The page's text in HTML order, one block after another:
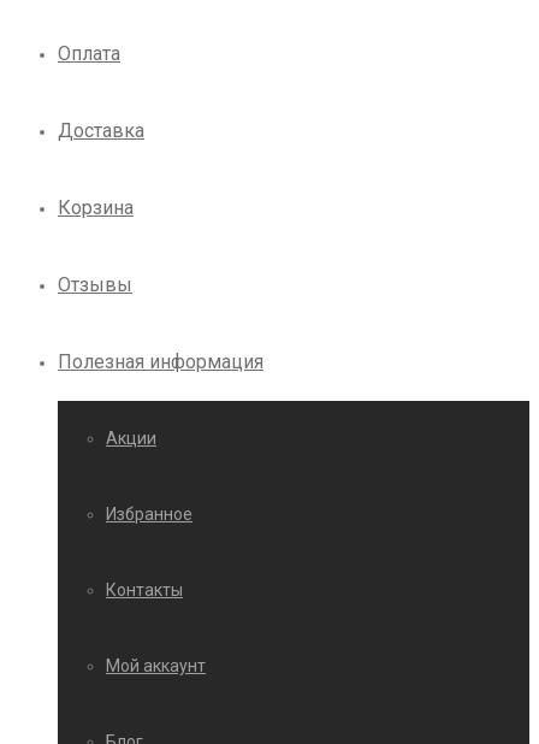
Оплата
Доставка
Корзина
Отзывы
Полезная информация
Акции
Избранное
Контакты
Мой аккаунт